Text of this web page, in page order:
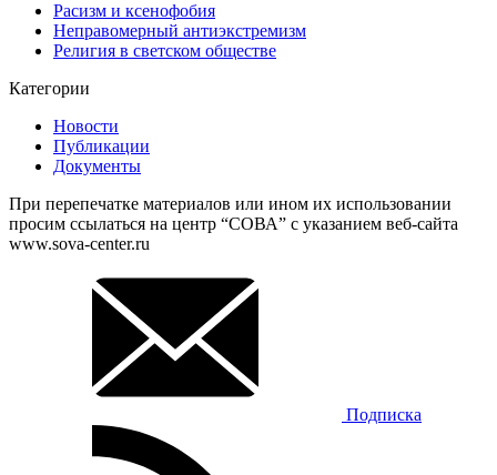
Расизм и ксенофобия
Неправомерный антиэкстремизм
Религия в светском обществе
Категории
Новости
Публикации
Документы
При перепечатке материалов или ином их использовании
просим ссылаться на центр “СОВА” с указанием веб-сайта
www.sova-center.ru
Подписка